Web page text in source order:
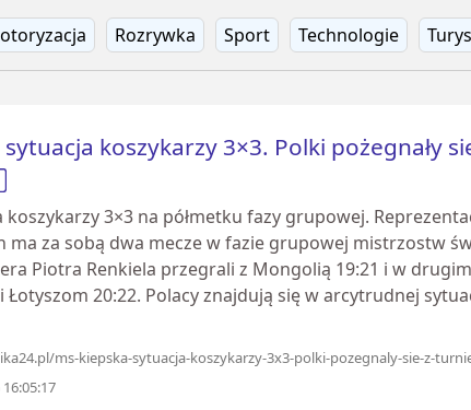
Rozrywka Sport Technologie
sytuacja koszykarzy 3×3. Polki pożegnały
koszykarzy 3×3 na półmetku fazy grupowej.
ma za sobą dwa mecze w fazie grupowej mistrzostw
Piotra Renkiela przegrali z Mongolią 19:21 i w drugim
20:22. Polacy znajdują się w arcytrudnej
ms-kiepska-sytuacja-koszykarzy-3x3-polki-pozegnaly-sie-z-